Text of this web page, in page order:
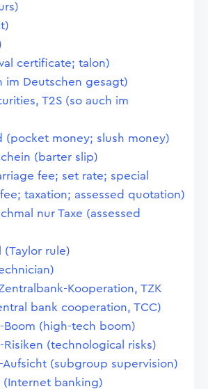
certificate; talon)
im Deutschen gesagt)
T2S (so auch im
(pocket money; slush money)
(barter slip)
fee; set rate; special
taxation; assessed quotation)
nur Taxe (assessed
(Taylor rule)
Kooperation, TZK
bank cooperation, TCC)
Boom (high-tech boom)
Risiken (technological risks)
(subgroup supervision)
(Internet banking)